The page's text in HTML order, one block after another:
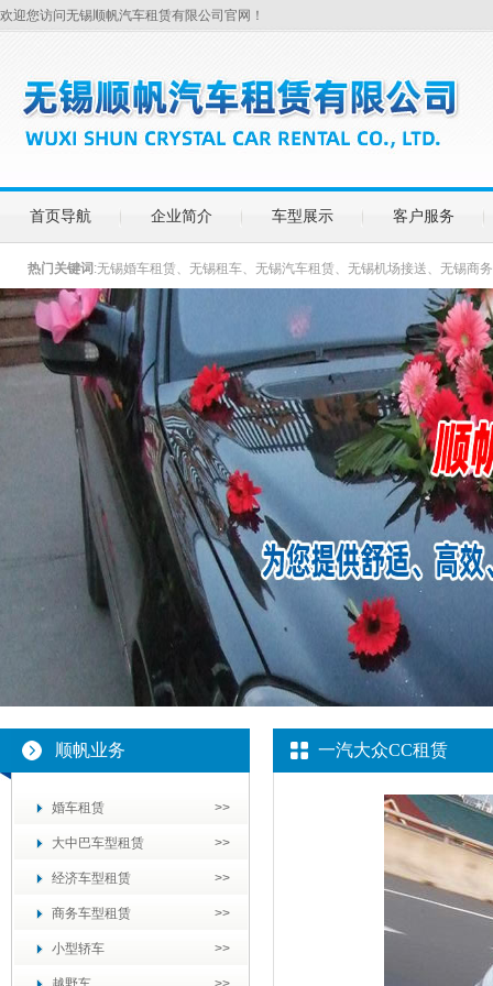
欢迎您访问无锡顺帆汽车租赁有限公司官网！
首页导航 企业简介 车型展示 客户服务
热门关键词 :无锡婚车租赁、无锡租车、无锡汽车租赁、无锡机场接送、无锡商
一汽大众CC租赁
顺帆业务
婚车租赁
大中巴车型租赁
经济车型租赁
商务车型租赁
小型轿车